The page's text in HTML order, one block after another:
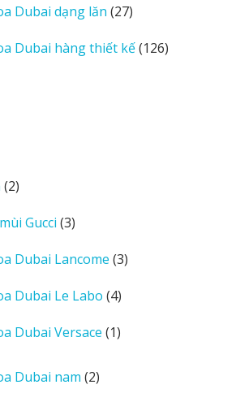
Dubai dạng lăn 2727
phẩm
Dubai hàng thiết kế 126126
22
phẩm
Gucci 33
phẩm
Dubai Lancome 33
Dubai Le Labo 44
phẩm
Dubai Versace 11
Dubai nam 22